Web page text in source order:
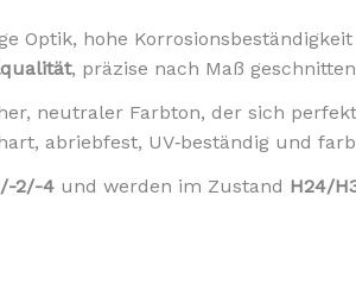
Optik, hohe
, präzise nach Maß
neutraler Farbton, der sich
abriebfest, UV‑beständig und
2/-4 und werden im Zustand H24/